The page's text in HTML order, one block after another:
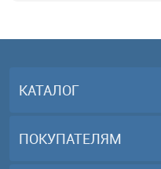
КАТАЛОГ
ПОКУПАТЕЛЯМ